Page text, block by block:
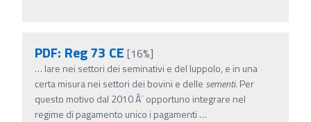
PDF: Reg 73 CE [16%]
… lare nei settori dei seminativi e del luppolo, e in una
certa misura nei settori dei bovini e delle sementi. Per
questo motivo dal 2010 Ã¨ opportuno integrare nel
regime di pagamento unico i pagamenti …